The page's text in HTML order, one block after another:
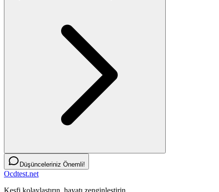
Düşünceleriniz Önemli!
Ocdtest.net
Keşfi kolaylaştırın, hayatı zenginleştirin.